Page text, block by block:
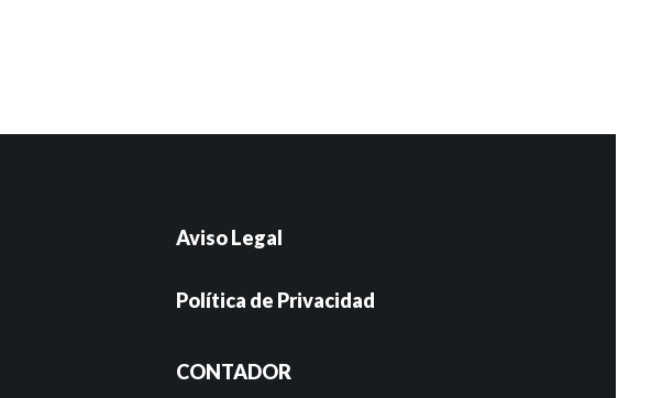
Aviso Legal
Política de Privacidad
CONTADOR